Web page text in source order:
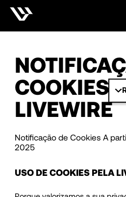
COOKIES
LIVEWIRE
Notificação de Cookies A
2025
USO DE COOKIES PELA